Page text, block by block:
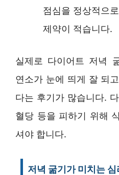
점심을 정상적으
제약이 적습니다.
실제로 다이어트 저녁
연소가 눈에 띄게 잘 되
다는 후기가 많습니다.
혈당 등을 피하기 위해
셔야 합니다.
저녁 굶기가 미치는